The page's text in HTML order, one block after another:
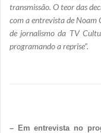
transmissão. O teor das
com a entrevista de Noam
de jornalismo da TV
programando a reprise”.
– Em entrevista no